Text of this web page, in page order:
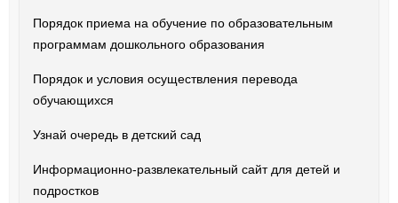
Порядок приема на обучение по образовательным
программам дошкольного образования
Порядок и условия осуществления перевода
обучающихся
Узнай очередь в детский сад
Информационно-развлекательный сайт для детей и
подростков